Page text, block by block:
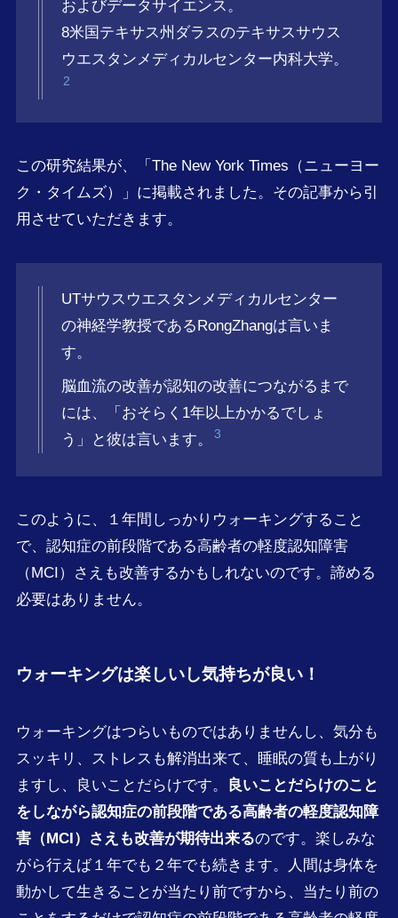
およびデータサイエンス。
8米国テキサス州ダラスのテキサスサウス
ウエスタンメディカルセンター内科大学。
2
この研究結果が、「The New York Times（ニューヨー
ク・タイムズ）」に掲載されました。その記事から引
用させていただきます。
UTサウスウエスタンメディカルセンター
の神経学教授であるRongZhangは言いま
す。
脳血流の改善が認知の改善につながるまで
には、「おそらく1年以上かかるでしょ
う」と彼は言います。
3
このように、１年間しっかりウォーキングすること
で、認知症の前段階である高齢者の軽度認知障害
（MCI）さえも改善するかもしれないのです。諦める
必要はありません。
ウォーキングは楽しいし気持ちが良い！
ウォーキングはつらいものではありませんし、気分も
スッキリ、ストレスも解消出来て、睡眠の質も上がり
ますし、良いことだらけです。
良いことだらけのこと
をしながら認知症の前段階である高齢者の軽度認知障
害（MCI）さえも改善が期待出来るのです。楽しみな
がら行えば１年でも２年でも続きます。人間は身体を
動かして生きることが当たり前ですから、当たり前の